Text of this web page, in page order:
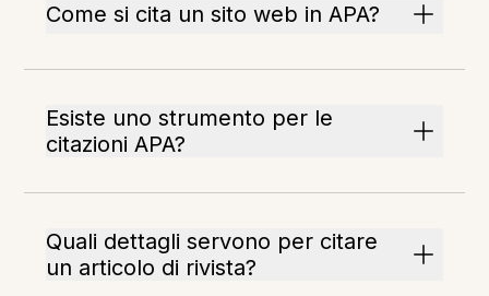
Come si cita un sito web in APA?
Esiste uno strumento per le
citazioni APA?
Quali dettagli servono per citare
un articolo di rivista?